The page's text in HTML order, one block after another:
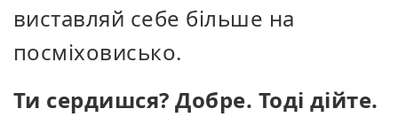
виставляй себе більше на
посміховисько.
Ти сердишся? Добре. Тоді дійте.